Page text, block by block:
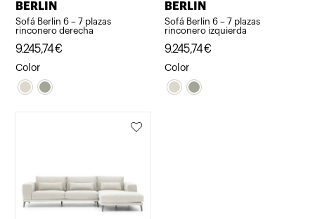
BERLIN
Sofá Berlin 6 – 7 plazas
rinconero derecha
9.245,74€
Color
BERLIN
Sofá Berlin 6 – 7 plazas
rinconero izquierda
9.245,74€
Color